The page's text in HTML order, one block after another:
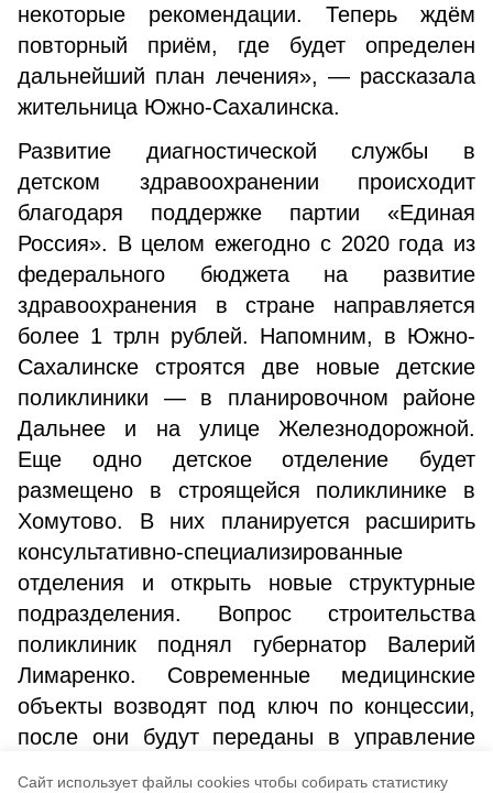
Cайт использует файлы cookies чтобы собирать статистику
некоторые рекомендации. Теперь ждём
повторный приём, где будет определен
дальнейший план лечения», — рассказала
жительница Южно-Сахалинска.
Развитие диагностической службы в
детском здравоохранении происходит
благодаря поддержке партии «Единая
Россия». В целом ежегодно с 2020 года из
федерального бюджета на развитие
здравоохранения в стране направляется
более 1 трлн рублей. Напомним, в Южно-
Сахалинске строятся две новые детские
поликлиники — в планировочном районе
Дальнее и на улице Железнодорожной.
Еще одно детское отделение будет
размещено в строящейся поликлинике в
Хомутово. В них планируется расширить
консультативно-специализированные
отделения и открыть новые структурные
подразделения. Вопрос строительства
поликлиник поднял губернатор Валерий
Лимаренко. Современные медицинские
объекты возводят под ключ по концессии,
после они будут переданы в управление